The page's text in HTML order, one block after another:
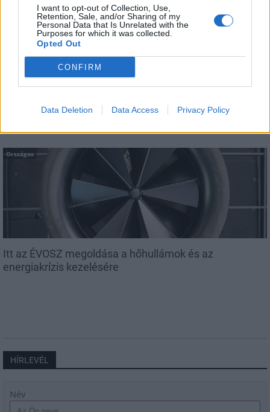
I want to opt-out of Collection, Use,
Retention, Sale, and/or Sharing of my
Personal Data that Is Unrelated with the
Purposes for which it was collected.
Opted Out
CONFIRM
Data Deletion Data Access Privacy Policy
A lakosságra is fontos szerep hárul a szúnyoginvázió
Országos
Itt az ÉVOSZ megoldása a hőhullámok és az
energiakrízis kezelésére
HÍRLEVÉL
Név